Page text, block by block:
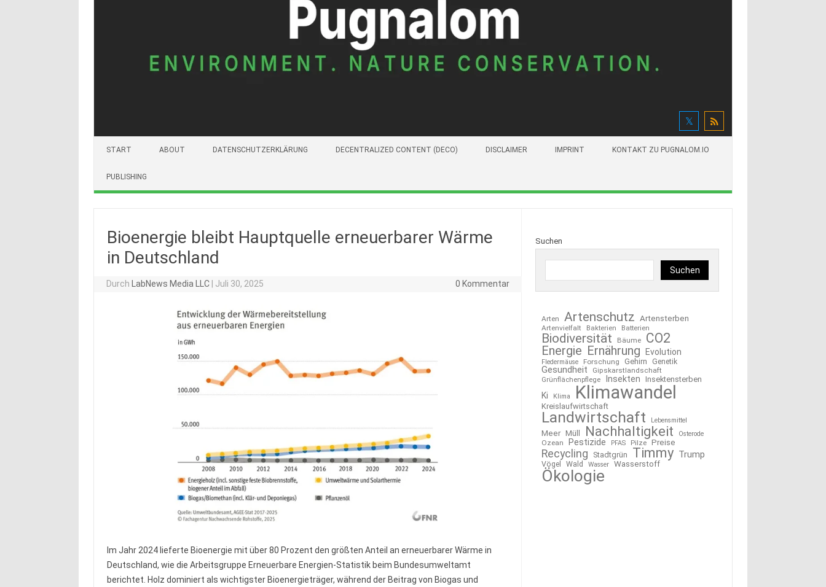
START ABOUT DATENSCHUTZERKLÄRUNG DECENTRALIZED CONTENT (DECO) DISCLAIMER IMPRINT KONTAKT ZU PUGNALOM.IO
PUBLISHING
Bioenergie bleibt Hauptquelle erneuerbarer Wärme
in Deutschland
Durch LabNews Media LLC Juli 30, 2025 0 Kommentar
Im Jahr 2024 lieferte Bioenergie mit über 80 Prozent den größten Anteil an erneuerbarer Wärme in
Deutschland, wie die Arbeitsgruppe Erneuerbare Energien-Statistik beim Bundesumweltamt
berichtet. Holz dominiert als wichtigster Bioenergieträger, während der Beitrag von Biogas und
Suchen
Suchen
Arten Artenschutz Artensterben
Artenvielfalt Bakterien Batterien
Biodiversität Bäume CO2
Energie Ernährung Evolution
Fledermäuse Forschung Gehirn Genetik
Gesundheit Gipskarstlandschaft
Grünflächenpflege Insekten Insektensterben
Ki Klima Klimawandel
Kreislaufwirtschaft
Landwirtschaft Lebensmittel
Meer Müll Nachhaltigkeit Osterode
Ozean Pestizide PFAS Pilze Preise
Recycling Stadtgrün Timmy Trump
Vögel Wald Wasser Wasserstoff
Ökologie